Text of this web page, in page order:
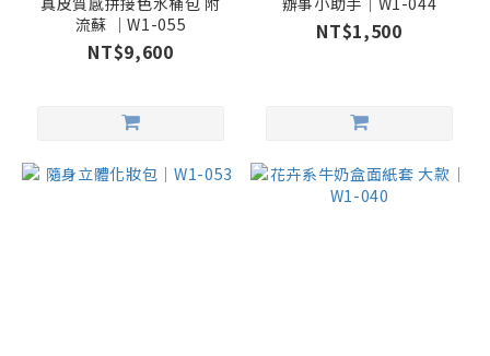
流蘇 ｜W1-055
NT$9,600
NT$1,500